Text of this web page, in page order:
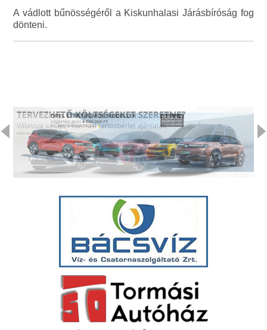
A vádlott bűnösségéről a Kiskunhalasi Járásbíróság fog
dönteni.